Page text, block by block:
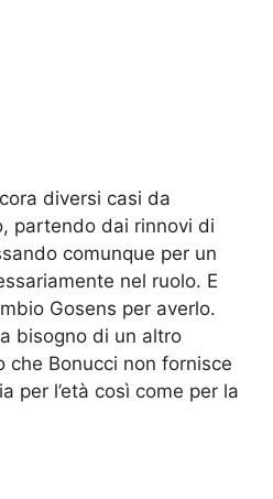
diversi casi da
partendo dai rinnovi di
comunque per un
nel ruolo. E
Gosens per averlo.
bisogno di un altro
che Bonucci non fornisce
per l’età così come per la